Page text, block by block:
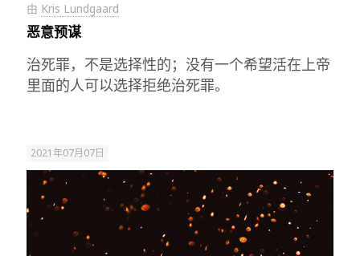
由 Kris Lundgaard
恶意预谋
治死罪，不是选择性的；没有一个希望活在上帝
里面的人可以选择拒绝治死罪。
2021年07月07日